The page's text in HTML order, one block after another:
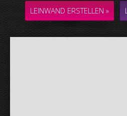
LEINWAND ERSTELLEN »